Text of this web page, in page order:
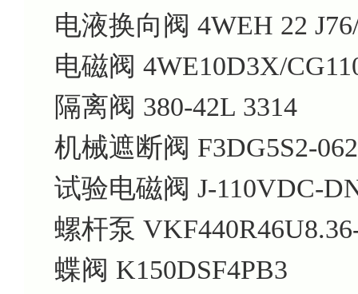
电液换向阀 4WEH 22
电磁阀 4WE10D3X/
隔离阀 380-42L 3314
机械遮断阀 F3DG5S2-
试验电磁阀 J-110VDC-
螺杆泵
蝶阀 K150DSF4PB3